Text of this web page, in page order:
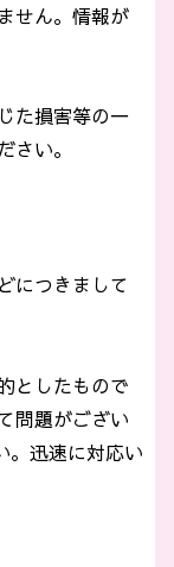
せん。情報が
た損害等の一
さい。
につきまして
としたもので
問題がござい
。迅速に対応い